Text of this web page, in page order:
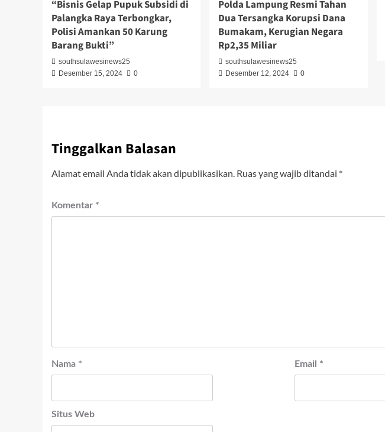
“Bisnis Gelap Pupuk Subsidi di
Palangka Raya Terbongkar,
Polisi Amankan 50 Karung
Barang Bukti”
southsulawesinews25
Desember 15, 2024
0
Polda Lampung Resmi Tahan
Dua Tersangka Korupsi Dana
Bumakam, Kerugian Negara
Rp2,35 Miliar
southsulawesinews25
Desember 12, 2024
0
Tinggalkan Balasan
Alamat email Anda tidak akan dipublikasikan. Ruas yang wajib ditandai *
Komentar *
Nama * Email *
Situs Web